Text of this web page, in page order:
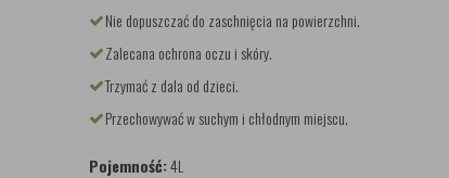
Nie dopuszczać do zaschnięcia na powierzchni.
Zalecana ochrona oczu i skóry.
Trzymać z dala od dzieci.
Przechowywać w suchym i chłodnym miejscu.
Pojemność:4L